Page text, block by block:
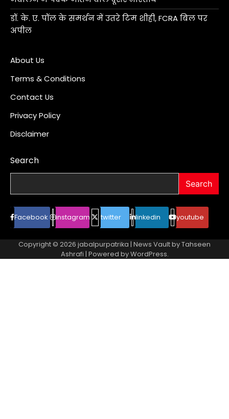
डॉ. के. ए. पॉल के समर्थन में उतरे टिम शीही, FCRA बिल पर
अपील
About Us
Terms & Conditions
Contact Us
Privacy Policy
Disclaimer
Search
Search
Facebook instagram twitter linkedin youtube
Copyright © 2026 jabalpurpatrika | News Vault byTahseen
Ashrafi | Powered byWordPress.